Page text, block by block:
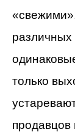
различных
только